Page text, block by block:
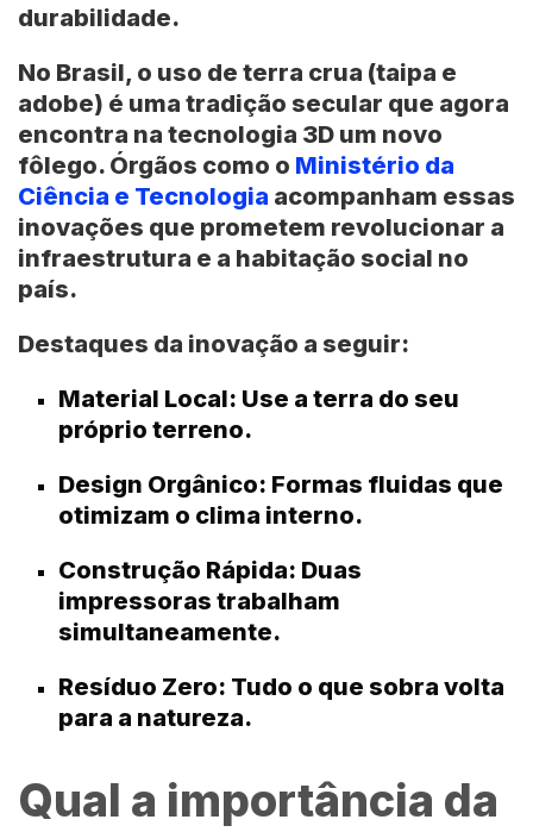
durabilidade.
No Brasil, o uso de terra crua (taipa e
adobe) é uma tradição secular que agora
encontra na tecnologia 3D um novo
fôlego. Órgãos como o Ministério da
Ciência e Tecnologia acompanham essas
inovações que prometem revolucionar a
infraestrutura e a habitação social no
país.
Destaques da inovação a seguir:
Material Local: Use a terra do seu
próprio terreno.
Design Orgânico: Formas fluidas que
otimizam o clima interno.
Construção Rápida: Duas
impressoras trabalham
simultaneamente.
Resíduo Zero: Tudo o que sobra volta
para a natureza.
Qual a importância da